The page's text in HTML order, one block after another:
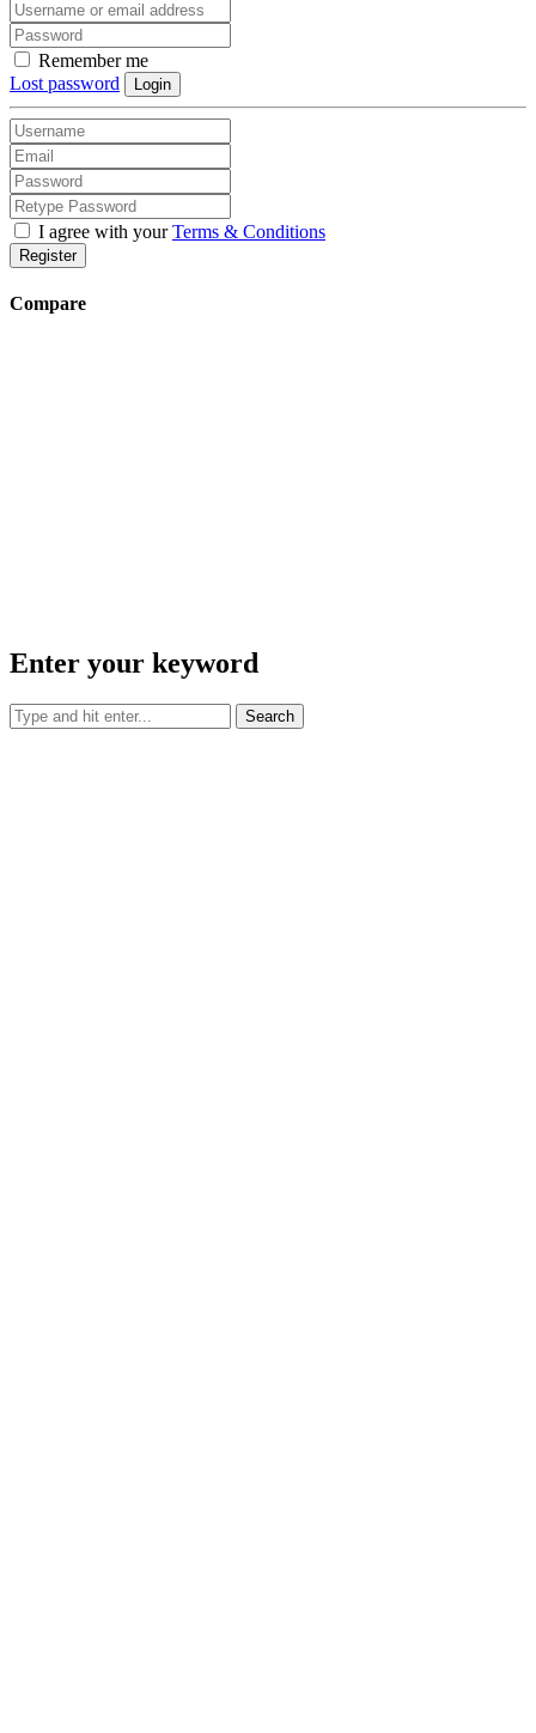
Remember me
Lost password
Login
I agree with yourTerms & Conditions
Register
Compare
Enter your keyword
Search